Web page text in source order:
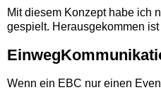
Mit diesem Konzept habe ich
gespielt. Herausgekommen
Wenn ein EBC nur einen